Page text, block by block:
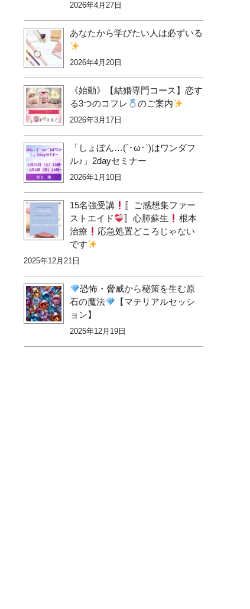
2026年4月27日
あなたから学びたい人は必ずいる
2026年4月20日
《始動》【結婚専門コース】恋す
る3つのコフレ
のご案内
2026年3月17日
「しょぼん…(´･ω･`)はワンダフ
ル♪」2dayセミナー
2026年1月10日
15名強受講
〚ご感想集ファー
ストエイド
〛心肺蘇生
根本
治療
応急処置どころじゃない
です
2025年12月21日
恐怖・脅威から秘策を生む原
石の魔法
【マテリアルセッシ
ョン】
2025年12月19日